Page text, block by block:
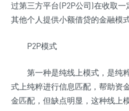
过第三方平台(P2P公司)在收取
其他个人提供小额借贷的金融模式
P2P模式
第一种是纯线上模式，是纯
式上纯粹进行信息匹配，帮助资
金匹配，但缺点明显，这种线上